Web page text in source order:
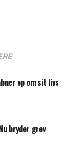
op om sit livs
bryder grev